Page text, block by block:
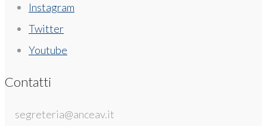
Instagram
Twitter
Youtube
Contatti
segreteria@anceav.it